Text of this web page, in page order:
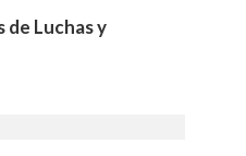
de Luchas y